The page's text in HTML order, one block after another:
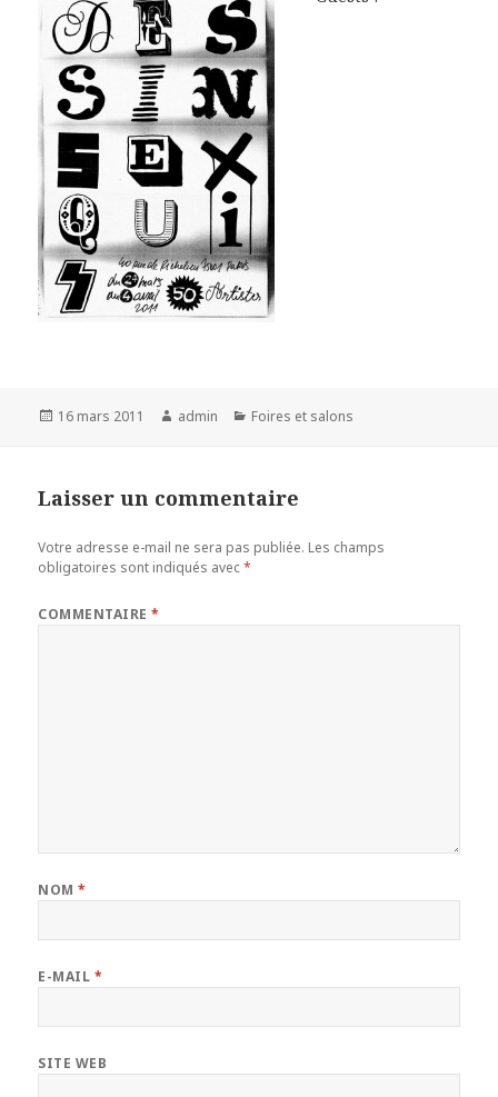
Publié
16 mars 2011 Auteur
admin Catégories
Foires et salons
Laisser un commentaire
Votre adresse e-mail ne sera pas publiée. Les champs
obligatoires sont indiqués avec*
COMMENTAIRE*
NOM*
E-MAIL *
SITE WEB